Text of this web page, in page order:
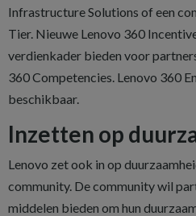
Infrastructure Solutions of een
Tier. Nieuwe Lenovo 360
verdienkader bieden voor
360 Competencies. Lenovo 360
beschikbaar.
Inzetten op
Lenovo zet ook in op
community. De community wil
middelen bieden om hun